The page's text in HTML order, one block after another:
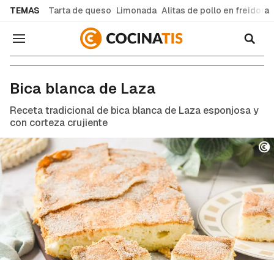
TEMAS Tarta de queso Limonada Alitas de pollo en freidora
Navegación
Bica blanca de Laza
Receta tradicional de bica blanca de Laza esponjosa y
con corteza crujiente